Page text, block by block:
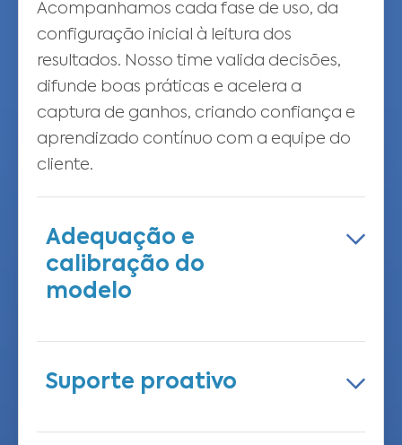
Acompanhamos cada fase de uso, da
configuração inicial à leitura dos
resultados. Nosso time valida decisões,
difunde boas práticas e acelera a
captura de ganhos, criando confiança e
aprendizado contínuo com a equipe do
cliente.
Adequação e
calibração do
modelo
processo, evoluções técnicas e novas
Suporte proativo